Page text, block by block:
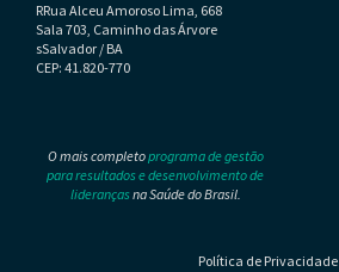
RRua Alceu Amoroso Lima, 668
Sala 703, Caminho das Árvore
sSalvador / BA
CEP: 41.820-770
O mais completoprograma de gestão
para resultados e desenvolvimento de
liderançasna Saúde do Brasil.
Política de Privacidade